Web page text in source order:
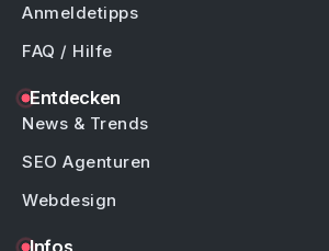
Anmeldetipps
FAQ / Hilfe
Entdecken
News & Trends
SEO Agenturen
Webdesign